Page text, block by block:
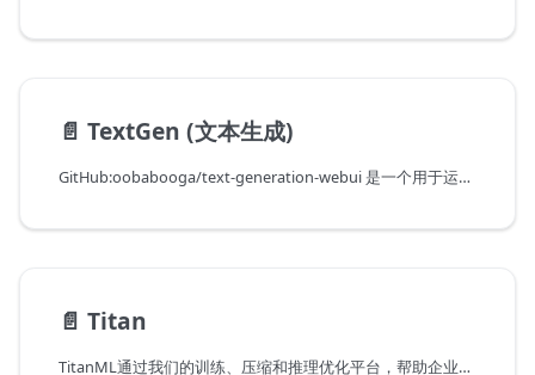
📄️ TextGen (文本生成)
GitHub:oobabooga/text-generation-webui 是一个用于运行大型语言模型（如LLaMA、llama.cpp、GPT-J、Pythia、OPT和GALACTICA）的Gradio Web用户界面。
📄️ Titan
TitanML通过我们的训练、压缩和推理优化平台，帮助企业构建和部署更好、更小、更便宜、更快的NLP模型。